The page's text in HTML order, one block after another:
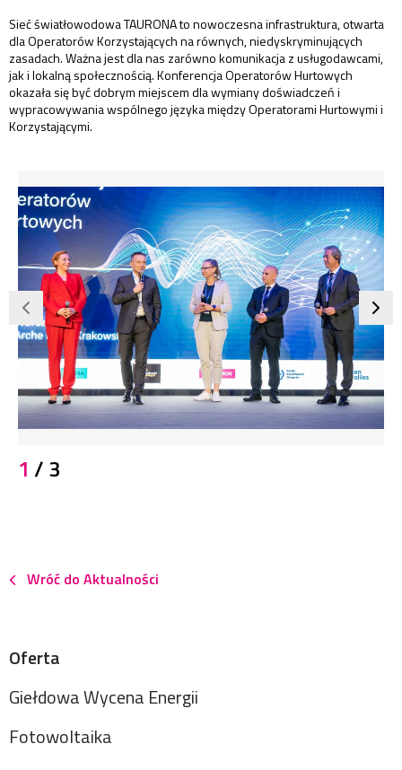
Sieć światłowodowa TAURONA to nowoczesna infrastruktura, otwarta
dla Operatorów Korzystających na równych, niedyskryminujących
zasadach. Ważna jest dla nas zarówno komunikacja z usługodawcami,
jak i lokalną społecznością. Konferencja Operatorów Hurtowych
okazała się być dobrym miejscem dla wymiany doświadczeń i
wypracowywania wspólnego języka między Operatorami Hurtowymi i
Korzystającymi.
406,2
1 / 3
Wróć do Aktualności
Oferta
Giełdowa Wycena Energii
Fotowoltaika